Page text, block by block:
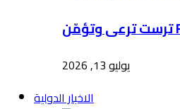
يوليو 13, 2026
الاخبار الدولية